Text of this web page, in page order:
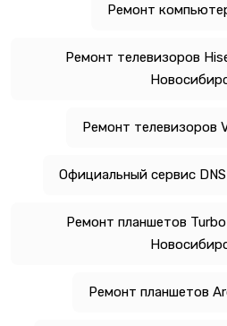
Ремонт
Ремонт телевизоров
Ремонт телевизоров
Официальный сервис
Ремонт планшетов
Ремонт планшетов